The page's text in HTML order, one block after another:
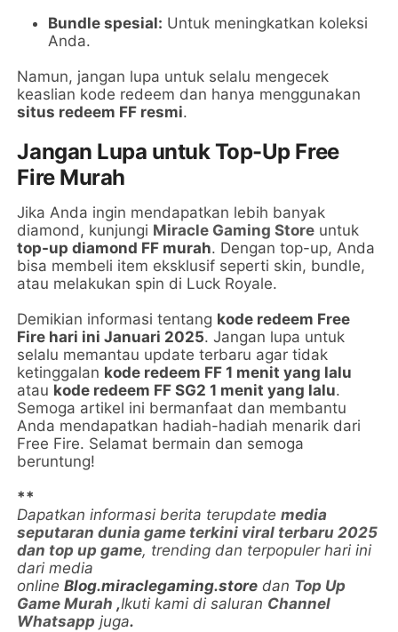
Bundle spesial: Untuk meningkatkan koleksi
Anda.
Namun, jangan lupa untuk selalu mengecek
keaslian kode redeem dan hanya menggunakan
situs redeem FF resmi.
Jangan Lupa untuk Top-Up Free
Fire Murah
Jika Anda ingin mendapatkan lebih banyak
diamond, kunjungi Miracle Gaming Store untuk
top-up diamond FF murah. Dengan top-up, Anda
bisa membeli item eksklusif seperti skin, bundle,
atau melakukan spin di Luck Royale.
Demikian informasi tentang kode redeem Free
Fire hari ini Januari 2025. Jangan lupa untuk
selalu memantau update terbaru agar tidak
ketinggalan kode redeem FF 1 menit yang lalu
atau kode redeem FF SG2 1 menit yang lalu.
Semoga artikel ini bermanfaat dan membantu
Anda mendapatkan hadiah-hadiah menarik dari
Free Fire. Selamat bermain dan semoga
beruntung!
**
Dapatkan informasi berita terupdatemedia
seputaran dunia game terkini viral terbaru 2025
dan top up game, trending dan terpopuler hari ini
dari media
onlineBlog.miraclegaming.store dan Top Up
Game Murah ,Ikuti kami di saluran Channel
Whatsapp juga.